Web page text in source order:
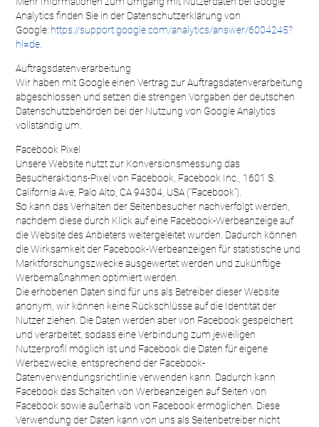
Analytics finden Sie in der Datenschutzerklärung von
Google: https://support.google.com/analytics/answer/6004245?
hl=de
Auftragsdatenverarbeitung
Wir haben mit Google einen Vertrag zur Auftragsdatenverarbeitung
abgeschlossen und setzen die strengen Vorgaben der deutschen
Datenschutzbehörden bei der Nutzung von Google Analytics
vollständig um.
Facebook Pixel
Unsere Website nutzt zur Konversionsmessung das
Besucheraktions-Pixel von Facebook, Facebook Inc., 1601 S.
California Ave, Palo Alto, CA 94304, USA (“Facebook”).
So kann das Verhalten der Seitenbesucher nachverfolgt werden,
nachdem diese durch Klick auf eine Facebook-Werbeanzeige auf
die Website des Anbieters weitergeleitet wurden. Dadurch können
die Wirksamkeit der Facebook-Werbeanzeigen für statistische und
Marktforschungszwecke ausgewertet werden und zukünftige
Werbemaßnahmen optimiert werden.
Die erhobenen Daten sind für uns als Betreiber dieser Website
anonym, wir können keine Rückschlüsse auf die Identität der
Nutzer ziehen. Die Daten werden aber von Facebook gespeichert
und verarbeitet, sodass eine Verbindung zum jeweiligen
Nutzerprofil möglich ist und Facebook die Daten für eigene
Werbezwecke, entsprechend der Facebook-
Datenverwendungsrichtlinie verwenden kann. Dadurch kann
Facebook das Schalten von Werbeanzeigen auf Seiten von
Facebook sowie außerhalb von Facebook ermöglichen. Diese
Verwendung der Daten kann von uns als Seitenbetreiber nicht